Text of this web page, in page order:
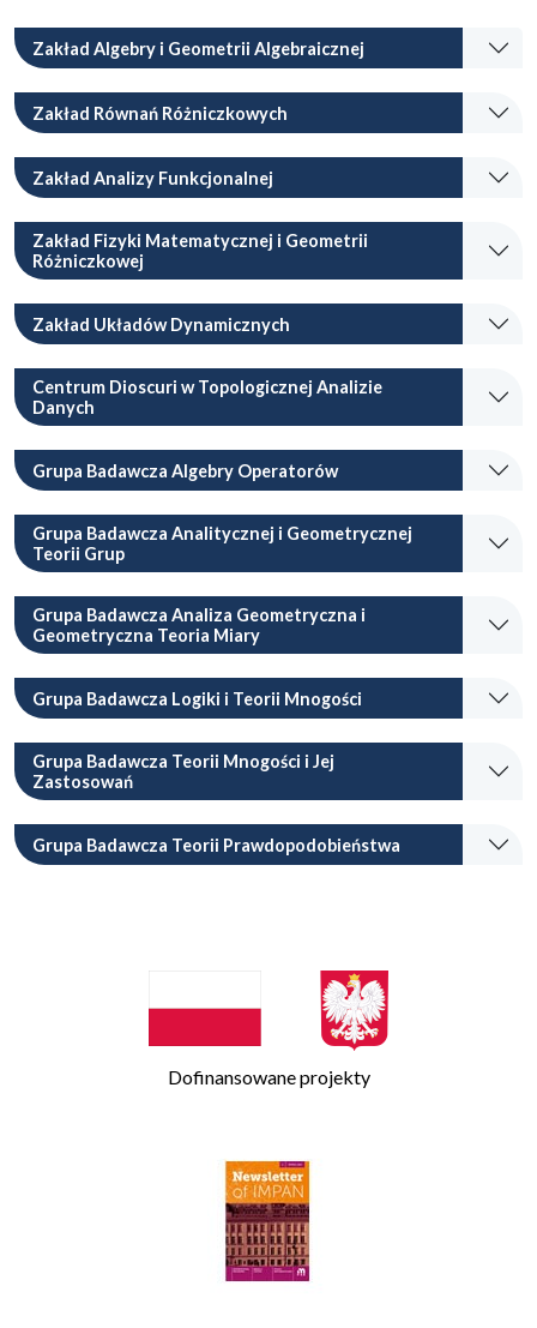
Zakład Algebry i Geometrii Algebraicznej
Zakład Równań Różniczkowych
Zakład Analizy Funkcjonalnej
Zakład Fizyki Matematycznej i Geometrii
Różniczkowej
Zakład Układów Dynamicznych
Centrum Dioscuri w Topologicznej Analizie
Danych
Grupa Badawcza Algebry Operatorów
Grupa Badawcza Analitycznej i Geometrycznej
Teorii Grup
Grupa Badawcza Analiza Geometryczna i
Geometryczna Teoria Miary
Grupa Badawcza Logiki i Teorii Mnogości
Grupa Badawcza Teorii Mnogości i Jej
Zastosowań
Grupa Badawcza Teorii Prawdopodobieństwa
Dofinansowane projekty